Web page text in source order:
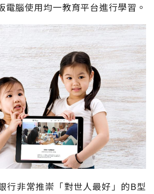
電腦使用均一教育平台進行學習。
行非常推崇「對世人最好」的B型